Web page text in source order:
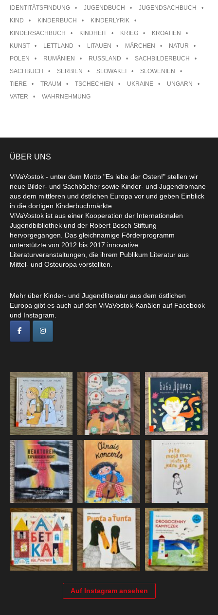
IDENTITÄTSFINDUNG
JUGENDBUCH
JUGENDSACHBUCH
KIND
KINDERBUCH
KINDERLYRIK
KINDERSACHBUCH
KINDHEIT KRIEG
KROATIEN
KUNST
LETTLAND LITAUEN MÄRCHEN
NATUR
POLEN
RUMÄNIEN RUSSLAND
SACHBILDERBUCH
SACHBUCH
SERBIEN SLOWAKEI
SLOWENIEN
TIERE
TRAUM TSCHECHIEN UKRAINE
UNGARN
VATER
WAHRNEHMUNG
ÜBER UNS
ViVaVostok - unter dem Motto "Es lebe der Osten!" stellen wir
neue Bilder- und Sachbücher sowie Kinder- und Jugendromane
aus dem mittleren und östlichen Europa vor und geben Einblick
in die dortigen Kinderbuchmärkte.
ViVaVostok ist aus einer Kooperation der Internationalen
Jugendbibliothek und der Robert Bosch Stiftung
hervorgegangen. Das gleichnamige Förderprogramm
unterstützte von 2012 bis 2017 innovative
Literaturveranstaltungen, die ihrem Publikum Literatur aus
Mittel- und Osteuropa vorstellten.
Mehr über Kinder- und Jugendliteratur aus dem östlichen
Europa gibt es auch auf den ViVaVostok-Kanälen auf Facebook
und Instagram.
Auf Instagram ansehen